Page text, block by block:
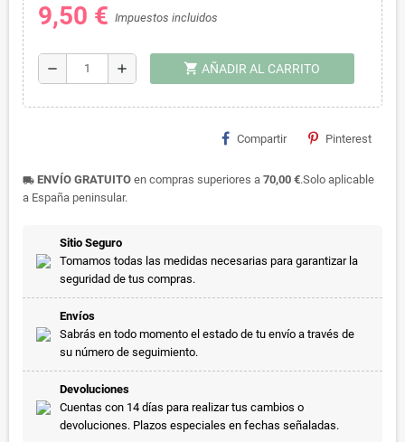
9,50 € Impuestos incluidos
remove add shopping_cart AÑADIR AL CARRITO
Compartir Pinterest
local_shipping ENVÍO GRATUITO en compras superiores a 70,00 €.Solo aplicable
a España peninsular.
Sitio Seguro
Tomamos todas las medidas necesarias para garantizar la
seguridad de tus compras.
Envíos
Sabrás en todo momento el estado de tu envío a través de
su número de seguimiento.
Devoluciones
Cuentas con 14 días para realizar tus cambios o
devoluciones. Plazos especiales en fechas señaladas.